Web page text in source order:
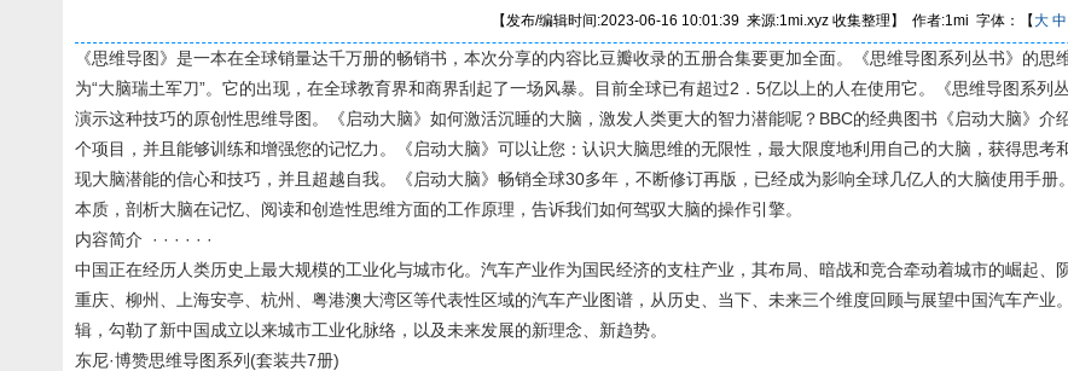
【发布/编辑时间:2023-06-16 10:01:39 来源:1mi.xyz 收集整理】 作者:1mi 字体：【大 中
《思维导图》是一本在全球销量达千万册的畅销书，本次分享的内容比豆瓣收录的五册合集要更加全面。《思维导图系列丛书》的
为“大脑瑞土军刀”。它的出现，在全球教育界和商界刮起了一场风暴。目前全球已有超过2．5亿以上的人在使用它。《思维导图系
演示这种技巧的原创性思维导图。《启动大脑》如何激活沉睡的大脑，激发人类更大的智力潜能呢？BBC的经典图书《启动大脑》
个项目，并且能够训练和增强您的记忆力。《启动大脑》可以让您：认识大脑思维的无限性，最大限度地利用自己的大脑，获得思
现大脑潜能的信心和技巧，并且超越自我。《启动大脑》畅销全球30多年，不断修订再版，已经成为影响全球几亿人的大脑使用手
本质，剖析大脑在记忆、阅读和创造性思维方面的工作原理，告诉我们如何驾驭大脑的操作引擎。
内容简介 · · · · · ·
中国正在经历人类历史上最大规模的工业化与城市化。汽车产业作为国民经济的支柱产业，其布局、暗战和竞合牵动着城市的崛起、
重庆、柳州、上海安亭、杭州、粤港澳大湾区等代表性区域的汽车产业图谱，从历史、当下、未来三个维度回顾与展望中国汽车产
辑，勾勒了新中国成立以来城市工业化脉络，以及未来发展的新理念、新趋势。
东尼·博赞思维导图系列(套装共7册)